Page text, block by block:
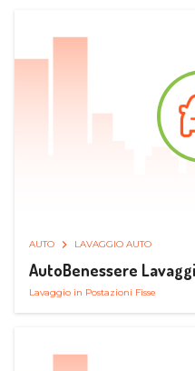
AUTO LAVAGGIO AUTO
AutoBenessere
Lavaggio in Postazioni Fisse